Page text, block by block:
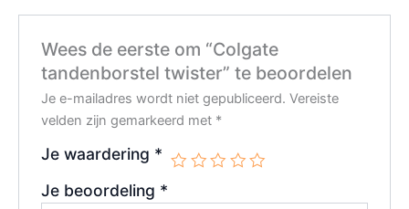
Wees de eerste om “Colgate
tandenborstel twister” te beoordelen
Je e-mailadres wordt niet gepubliceerd. Vereiste
velden zijn gemarkeerd met *
Je waardering *
Je beoordeling *